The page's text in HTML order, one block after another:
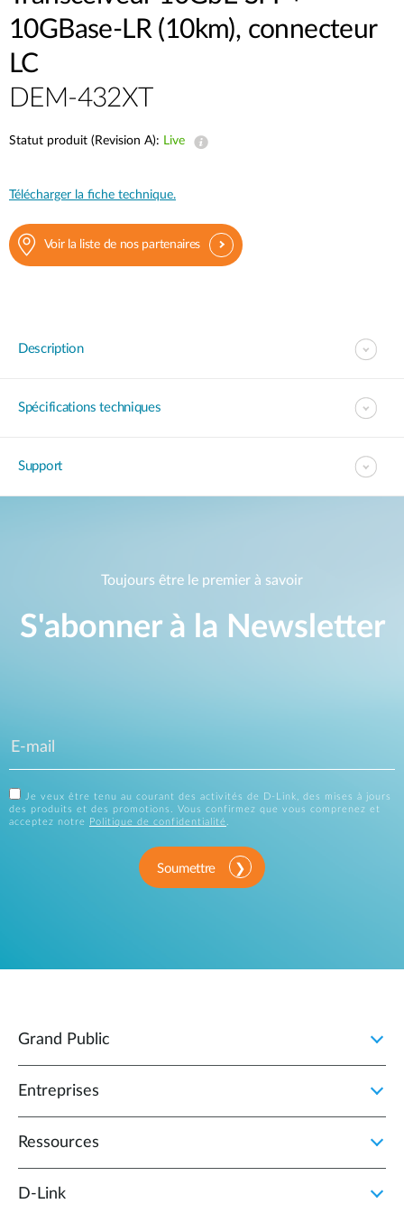
10GBase-LR (10km), connecteur
LC
DEM-432XT
Statut produit (Revision A): Live
Télécharger la fiche technique.
Voir la liste de nos partenaires
Description
Spécifications techniques
Support
Toujours être le premier à savoir
S'abonner à la Newsletter
Je veux être tenu au courant des activités de D-Link, des mises à jours
des produits et des promotions. Vous confirmez que vous comprenez et
acceptez notre
Politique de confidentialité.
Soumettre
Grand Public
Entreprises
Ressources
D‑Link